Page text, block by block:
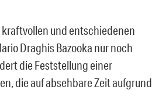
und entschiedenen
Draghis Bazooka nur noch
die Feststellung einer
die auf absehbare Zeitaufgrund